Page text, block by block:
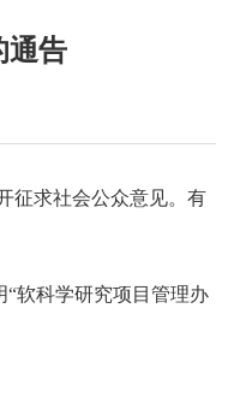
通告
征求社会公众意见。有
“软科学研究项目管理办